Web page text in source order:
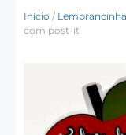
Início / Lembrancinha
com post-it